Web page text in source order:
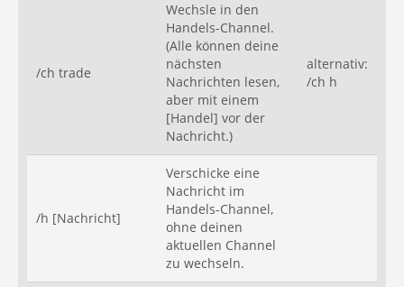
/ch trade
Wechsle in den
Handels-Channel.
(Alle können deine
nächsten
Nachrichten lesen,
aber mit einem
[Handel] vor der
Nachricht.)
alternativ:
/ch h
/h [Nachricht]
Verschicke eine
Nachricht im
Handels-Channel,
ohne deinen
aktuellen Channel
zu wechseln.